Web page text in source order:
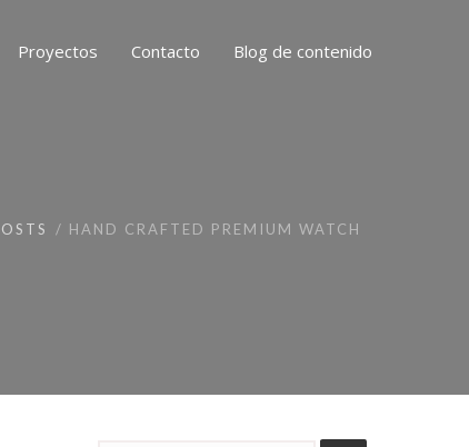
Proyectos Contacto Blog de contenido
HAND CRAFTED PREMIUM WATCH